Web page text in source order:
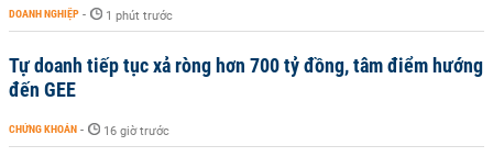
DOANH NGHIỆP - 1 phút trước
Tự doanh tiếp tục xả ròng hơn 700 tỷ đồng, tâm điểm hướng
đến GEE
CHỨNG KHOÁN - 16 giờ trước